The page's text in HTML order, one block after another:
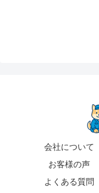
会社について
お客様の声
よくある質問